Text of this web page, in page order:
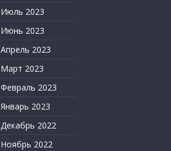
Июль 2023
Июнь 2023
Апрель 2023
Март 2023
Февраль 2023
Январь 2023
Декабрь 2022
Ноябрь 2022